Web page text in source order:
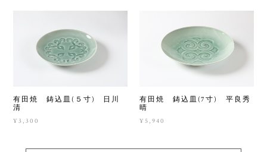
有田焼 鋳込皿(５寸) 日川
清
¥3,300
有田焼 鋳込皿(7寸) 平良秀
晴
¥5,940